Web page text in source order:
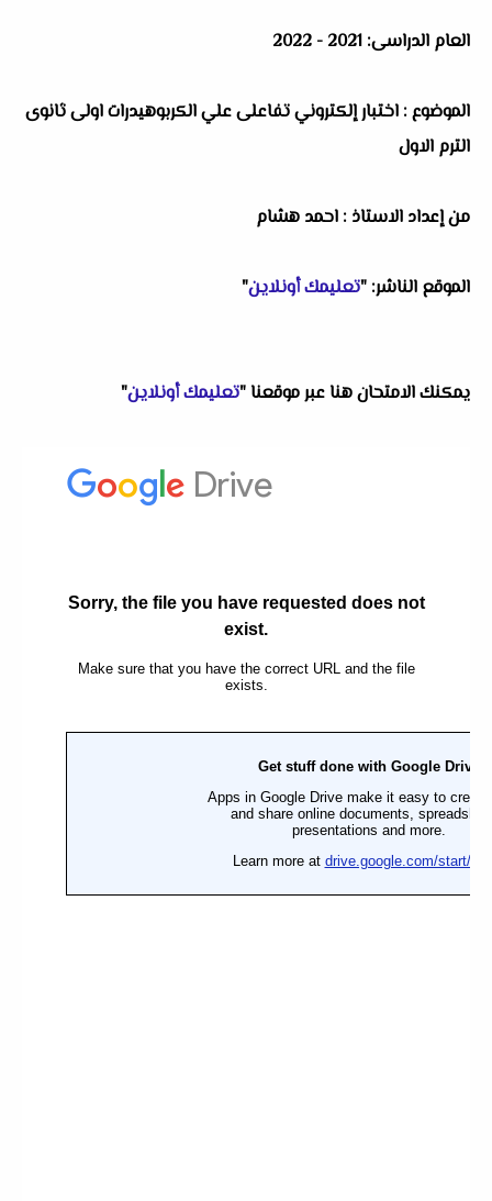
العام الدراسى: 2021 - 2022
الموضوع : اختبار إلكتروني تفاعلى علي الكربوهيدرات اولى ثانوى
الترم الاول
من إعداد الاستاذ : احمد هشام
الموقع الناشر: "تعليمك أونلاين"
يمكنك الامتحان هنا عبر موقعنا "تعليمك أونلاين"